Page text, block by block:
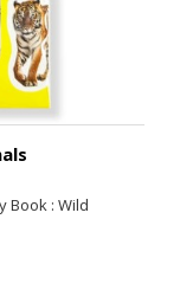
Book : Wild